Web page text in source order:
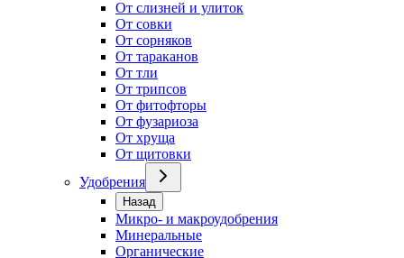
От слизней и улиток
От совки
От сорняков
От тараканов
От тли
От трипсов
От фитофторы
От фузариоза
От хруща
От щитовки
Удобрения
Назад
Микро- и макроудобрения
Минеральные
Органические